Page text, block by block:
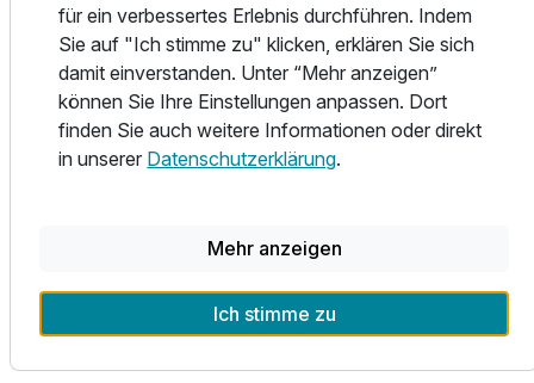
Sie liegen auf einem 20.000 m² großen Naturgrundstück
mit Schwimmteich, Liegewiese mit Liegestühlen +
Sonnenschirmen, Grillplatz und Tennisplatz.
Besuchen Sie uns, wir freuen uns auf Sie.
für ein verbessertes Erlebnis durchführen. Indem
Sie auf "Ich stimme zu" klicken, erklären Sie sich
damit einverstanden. Unter “Mehr anzeigen”
können Sie Ihre Einstellungen anpassen. Dort
finden Sie auch weitere Informationen oder direkt
in unserer Datenschutzerklärung.
Mehr anzeigen
Ich stimme zu